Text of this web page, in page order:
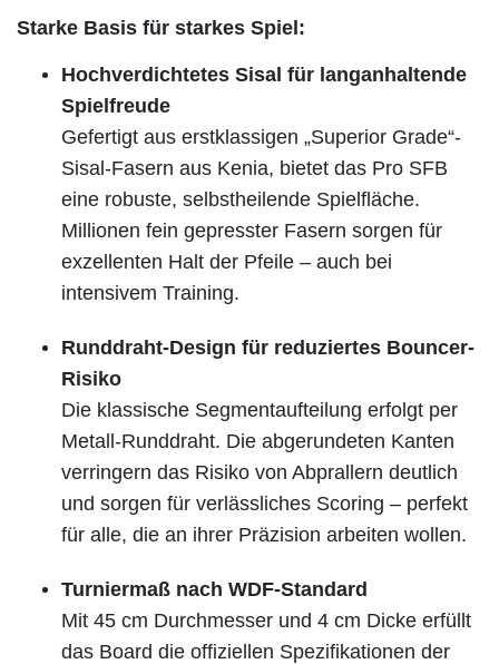
Starke Basis für starkes Spiel:
Hochverdichtetes Sisal für langanhaltende
Spielfreude
Gefertigt aus erstklassigen „Superior Grade“-
Sisal-Fasern aus Kenia, bietet das Pro SFB
eine robuste, selbstheilende Spielfläche.
Millionen fein gepresster Fasern sorgen für
exzellenten Halt der Pfeile – auch bei
intensivem Training.
Runddraht-Design für reduziertes Bouncer-
Risiko
Die klassische Segmentaufteilung erfolgt per
Metall-Runddraht. Die abgerundeten Kanten
verringern das Risiko von Abprallern deutlich
und sorgen für verlässliches Scoring – perfekt
für alle, die an ihrer Präzision arbeiten wollen.
Turniermaß nach WDF-Standard
Mit 45 cm Durchmesser und 4 cm Dicke erfüllt
das Board die offiziellen Spezifikationen der